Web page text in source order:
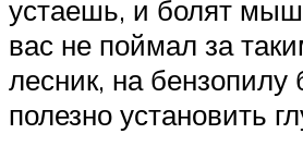
устаешь, и болят
вас не поймал за
лесник, на
полезно установить